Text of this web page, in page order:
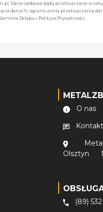
Dane osobowe będą przetwarzane w
danych, ograniczenia przetwarzania
Sklepu i Polityce Prywatności.
O nas
Olsztyn
(89)